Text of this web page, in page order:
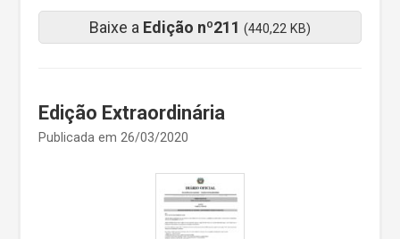
Baixe a Edição nº211 (440,22 KB)
Edição Extraordinária
Publicada em 26/03/2020